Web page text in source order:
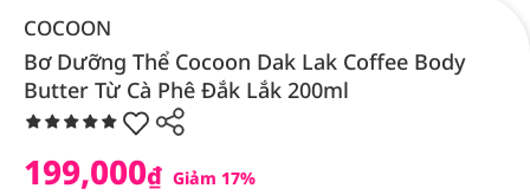
COCOON
Bơ Dưỡng Thể Cocoon Dak Lak Coffee Body
Butter Từ Cà Phê Đắk Lắk 200ml
199,000₫ Giảm 17%